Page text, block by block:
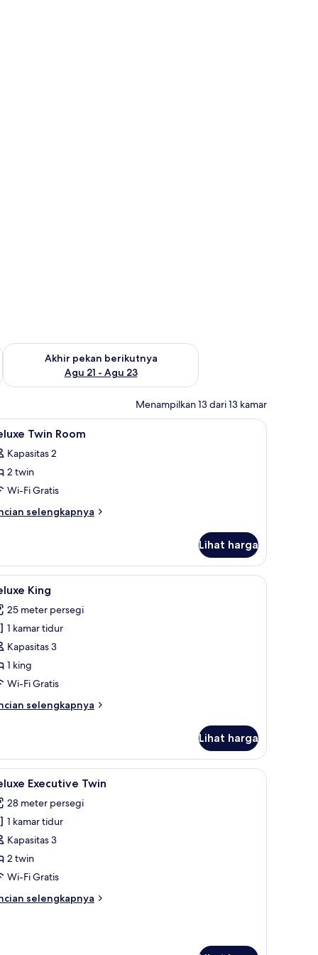
Agu 14 - Agu 16
Akhir pekan berikutnya
Agu 21 - Agu 23
Periksa ketersediaan untuk akhir pekan berikutnya Agu 21 -
Menampilkan 13 dari 13 kamar
tempat tidur Select Comfort Seprai katun Mesir, seprai premium, dan
2 Twin Room
Kapasitas 2
2 twin
Wi-Fi Gratis
selengkapnya
Lihat harga
tempat tidur Select Comfort Deluxe King | Seprai katun Mesir, seprai
3 King
25 meter persegi
1 kamar tidur
Kapasitas 3
1 king
Wi-Fi Gratis
selengkapnya
Lihat harga
seprai premium, dan tempat tidur Select Comfort
Deluxe Executive Twin | Seprai katun
5 Executive Twin
28 meter persegi
1 kamar tidur
Kapasitas 3
2 twin
Wi-Fi Gratis
selengkapnya